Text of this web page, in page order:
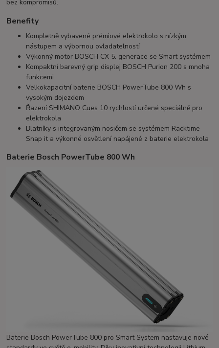
bez kompromisů.
Benefity
Kompletně vybavené prémiové elektrokolo s nízkým
nástupem a výbornou ovladatelností
Výkonný motor BOSCH CX 5. generace se Smart systémem
Kompaktní barevný grip displej BOSCH Purion 200 s mnoha
funkcemi
Velkokapacitní baterie BOSCH PowerTube 800 Wh s
vysokým dojezdem
Řazení SHIMANO Cues 10 rychlostí určené speciálně pro
elektrokola
Blatníky s integrovaným nosičem se systémem Racktime
Snap it a výkonné osvětlení napájené z baterie elektrokola
Baterie Bosch PowerTube 800 Wh
Baterie Bosch PowerTube 800 pro Smart System nastavuje nové